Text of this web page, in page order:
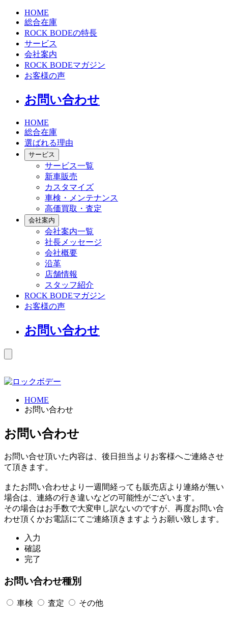
HOME
総合在庫
ROCK BODEの特長
サービス
会社案内
ROCK BODEマガジン
お客様の声
お問い合わせ
HOME
総合在庫
選ばれる理由
サービス
サービス一覧
新車販売
カスタマイズ
車検・メンテナンス
高価買取・査定
会社案内
会社案内一覧
社長メッセージ
会社概要
沿革
店舗情報
スタッフ紹介
ROCK BODEマガジン
お客様の声
お問い合わせ
HOME
お問い合わせ
お問い合わせ
お問い合せ頂いた内容は、後日担当よりお客様へご連絡させ
て頂きます。
またお問い合わせより一週間経っても販売店より連絡が無い
場合は、連絡の行き違いなどの可能性がございます。
その場合はお手数で大変申し訳ないのですが、再度お問い合
わせ頂くかお電話にてご連絡頂きますようお願い致します。
入力
確認
完了
お問い合わせ種別
車検 査定 その他